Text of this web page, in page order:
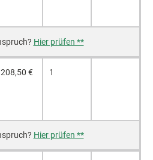
Hier prüfen **
208,50 € 1
Hier prüfen **